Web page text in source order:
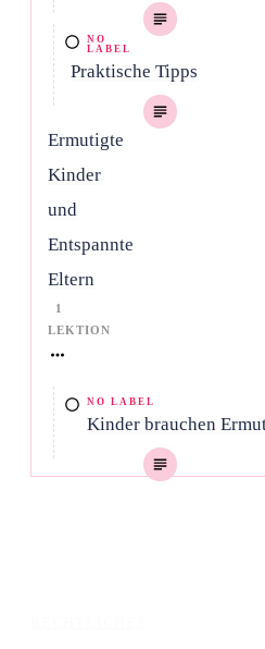
NO
LABEL
Praktische Tipps
Ermutigte
Kinder
und
Entspannte
Eltern
1
LEKTION
NO LABEL
Kinder brauchen